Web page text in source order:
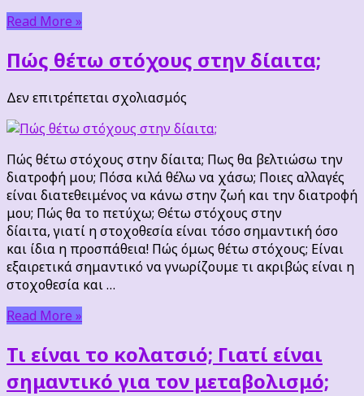
Read More »
Πώς θέτω στόχους στην δίαιτα;
Δεν επιτρέπεται σχολιασμός
θέτω
στόχους
στην
δίαιτα;
Πώς θέτω στόχους στην δίαιτα; Πως θα βελτιώσω την
διατροφή μου; Πόσα κιλά θέλω να χάσω; Ποιες αλλαγές
είναι διατεθειμένος να κάνω στην ζωή και την διατροφή
μου; Πώς θα το πετύχω; Θέτω στόχους στην
δίαιτα, γιατί η στοχοθεσία είναι τόσο σημαντική όσο
και ίδια η προσπάθεια! Πώς όμως θέτω στόχους; Είναι
εξαιρετικά σημαντικό να γνωρίζουμε τι ακριβώς είναι η
στοχοθεσία και …
Read More »
Τι είναι το κολατσιό; Γιατί είναι
σημαντικό για τον μεταβολισμό;